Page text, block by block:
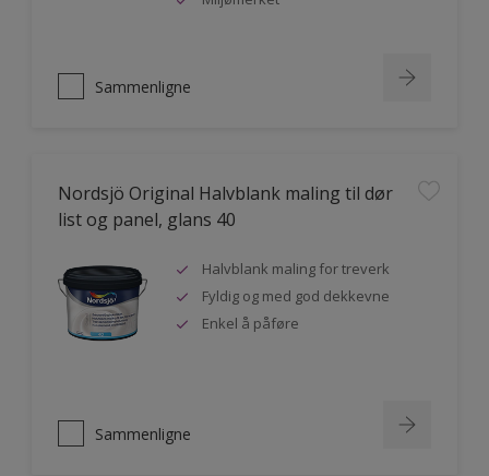
Sammenligne
Nordsjö Original Halvblank maling til dør
list og panel, glans 40
Halvblank maling for treverk
Fyldig og med god dekkevne
Enkel å påføre
Sammenligne